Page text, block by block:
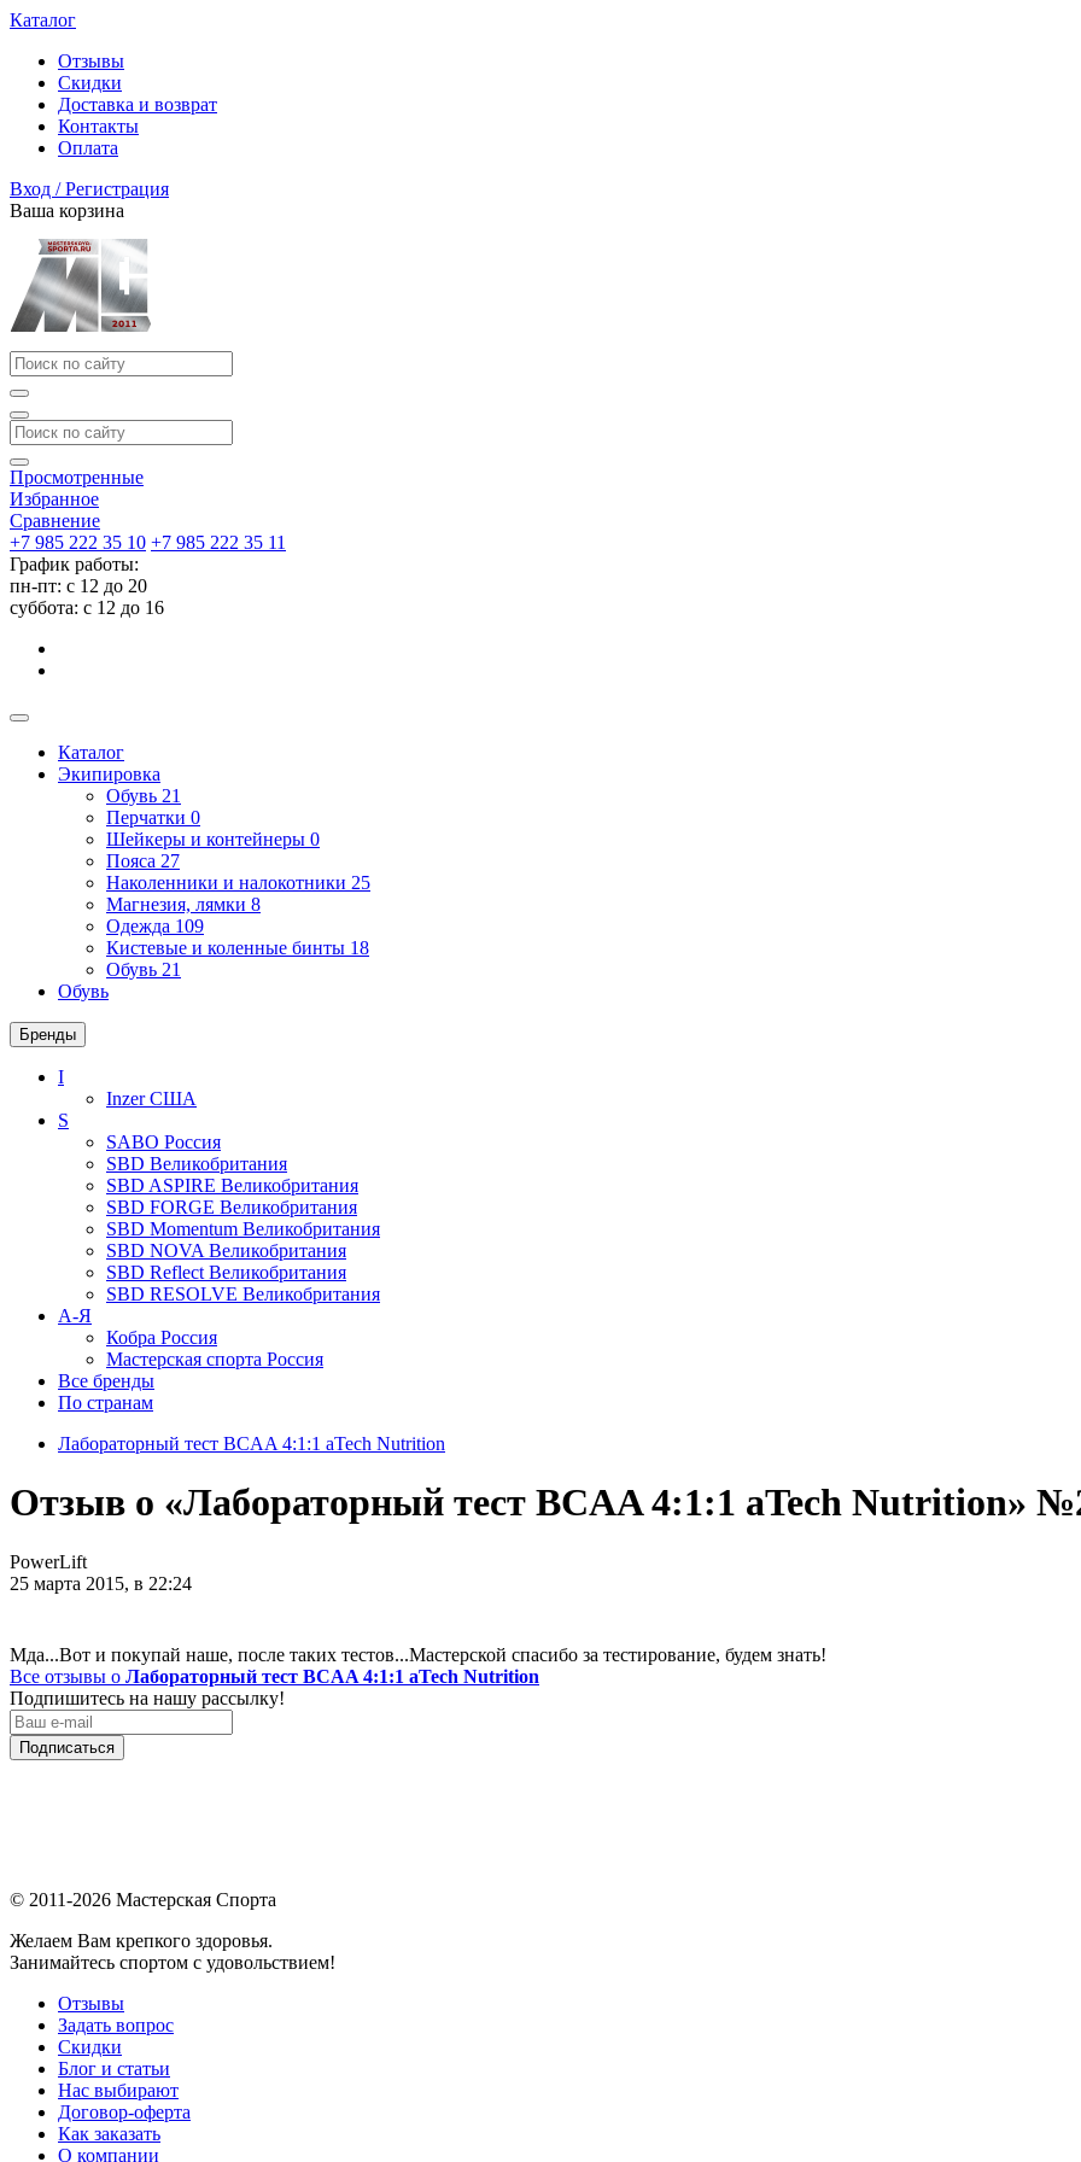
Каталог
Отзывы
Скидки
Доставка и возврат
Контакты
Оплата
Вход / Регистрация
Ваша корзина
Просмотренные
Избранное
Сравнение
+7 985 222 35 10 +7 985 222 35 11
График работы:
пн-пт: с 12 до 20
суббота: c 12 до 16
Каталог
Экипировка
Обувь 21
Перчатки 0
Шейкеры и контейнеры 0
Пояса 27
Наколенники и налокотники 25
Магнезия, лямки 8
Одежда 109
Кистевые и коленные бинты 18
Обувь 21
Обувь
Бренды
I
InzerСША
S
SABO Россия
SBD Великобритания
SBD ASPIRE Великобритания
SBD FORGE Великобритания
SBD Momentum Великобритания
SBD NOVA Великобритания
SBD Reflect Великобритания
SBD RESOLVE Великобритания
А-Я
Кобра Россия
Мастерская спорта Россия
Все бренды
По странам
Лабораторный тест BCAA 4:1:1 aTech Nutrition
Отзыв о «Лабораторный тест BCAA 4:1:1 aTech Nutrition»
PowerLift
25 марта 2015, в 22:24
Мда...Вот и покупай наше, после таких тестов...Мастерской спасибо за тестирование, будем знать!
Все отзывы о Лабораторный тест BCAA 4:1:1 aTech Nutrition
Подпишитесь на нашу рассылку!
Подписаться
© 2011-2026 Мастерская Спорта
Желаем Вам крепкого здоровья.
Занимайтесь спортом с удовольствием!
Отзывы
Задать вопрос
Скидки
Блог и статьи
Нас выбирают
Договор-оферта
Как заказать
О компании